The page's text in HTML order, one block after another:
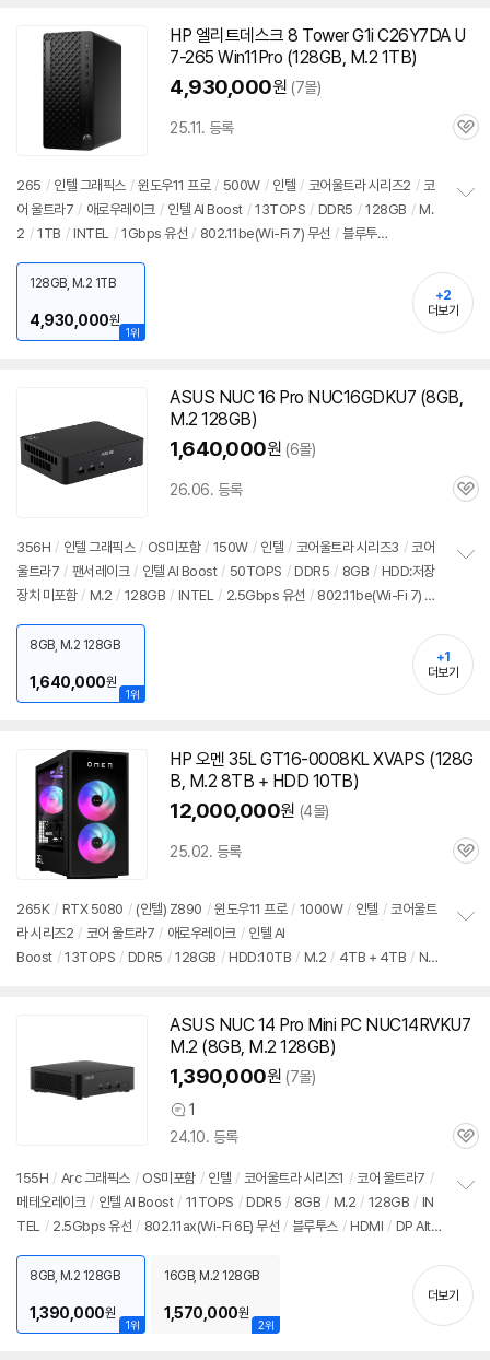
HP 엘리트데스크 8 Tower G1i C26Y7DA U
7-265 Win11Pro (128GB, M.2 1TB)
4,930,000원 (7몰)
25.11. 등록
관
265 / 인텔 그래픽스 / 윈도우11 프로 / 500W / 인텔 / 코어울트라 시리즈2 / 코
어 울트라7 / 애로우레이크 / 인텔 AI Boost / 13TOPS / DDR5 / 128GB / M.
2 / 1TB / INTEL / 1Gbps 유선 / 802.11be(Wi-Fi 7) 무선 / 블루투
파워서플라이 / 미니타워
기
1위
128GB, M.2 1TB
4,930,000원
+2
더보기
ASUS NUC 16 Pro NUC16GDKU7 (8GB,
M.2 128GB)
1,640,000원 (6몰)
26.06. 등록
관
356H / 인텔 그래픽스 / OS미포함 / 150W / 인텔 / 코어울트라 시리즈3 / 코어
울트라7 / 팬서레이크 / 인텔 AI Boost / 50TOPS / DDR5 / 8GB / HDD:저장
장치 미포함 / M.2 / 128GB / INTEL / 2.5Gbps 유선 / 802.11be(Wi-Fi 7) 무
더볼트4 / DC / 미니
기
1위
8GB, M.2 128GB
1,640,000원
+1
더보기
HP 오멘 35L GT16-0008KL XVAPS (128G
B, M.2 8TB + HDD 10TB)
12,000,000원 (4몰)
25.02. 등록
관
265K / RTX 5080 / (인텔) Z890 / 윈도우11 프로 / 1000W / 인텔 / 코어울트
라 시리즈2 / 코어 울트라7 / 애로우레이크 / 인텔 AI
Boost / 13TOPS / DDR5 / 128GB / HDD:10TB / M.2 / 4TB + 4TB / NVI
파워서플라이 / 미들타워 / 수랭쿨러 / LED쿨러 / 용
기
ASUS NUC 14 Pro Mini PCNUC14RVKU7
M.2 (8GB, M.2 128GB)
1,390,000원 (7몰)
상
품
견
1
24.10. 등록
관
155H / Arc 그래픽스 / OS미포함 / 인텔 / 코어울트라 시리즈1 / 코어 울트라7 /
메테오레이크 / 인텔 AI Boost / 11TOPS / DDR5 / 8GB / M.2 / 128GB / IN
TEL / 2.5Gbps 유선 / 802.11ax(Wi-Fi 6E) 무선 / 블루투스 / HDMI / DP Alt
PC / 용도: 사무/인강용
기
1위
8GB, M.2 128GB
1,390,000원
2위
16GB, M.2 128GB
1,570,000원
더보기